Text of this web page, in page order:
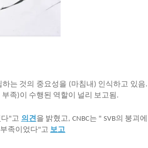
하는 것의 중요성을 (마침내 ) 인식하고 있음.
부족)이 수행된 역할이 널리 보고됨 .
"고 의 견을 밝혔고, CNBC는 " SVB의 붕괴에
부족이었다"고 보고